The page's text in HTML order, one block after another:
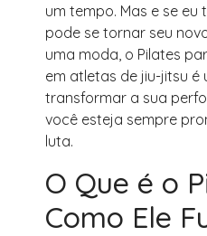
um tempo. Mas e se eu
pode se tornar seu
uma moda, o Pilates
em atletas de jiu-jitsu
transformar a sua
você esteja sempre
luta.
O Que é o
Como Ele